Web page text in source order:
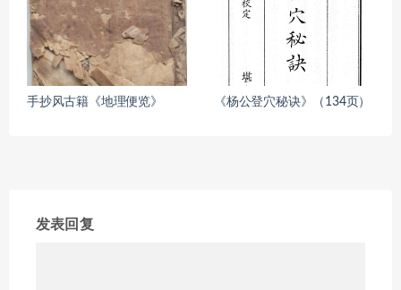
手抄风古籍《地理便览》 《杨公登穴秘诀》（134页）
发表回复